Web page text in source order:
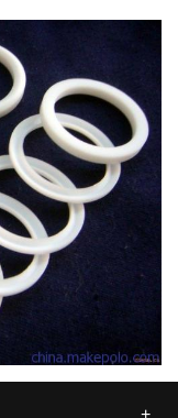
+